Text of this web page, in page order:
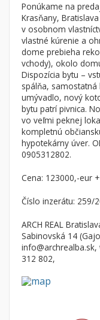
Bratislavský
Byt
Garsónky
Dvojgarsónky
1-izbové
2-izbové
3-izbové
Pozemok
Bývanie a
Priemyselný
Záhrada
Ponúkame na
Krasňany,
v osobnom
vlastné kúrenie a
dome prebieha
vchody), okolo
Dispozícia bytu –
spálňa,
umývadlo, nový
bytu patrí pivnica.
vo veľmi peknej
kompletnú
hypotekárny úver.
0905312802.
Cena: 123000,-eur
Číslo inzerátu: 259/
ARCH REAL
Sabinovská 14
312 802,